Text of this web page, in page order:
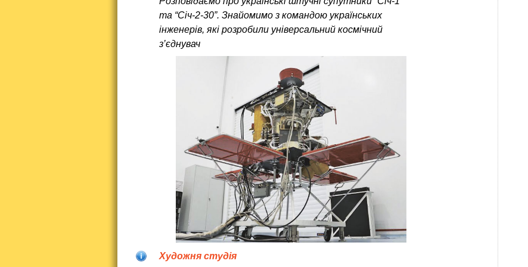
та “Січ-2-30”. Знайомимо з командою українських
інженерів, які розробили універсальний космічний
з’єднувач
Художня студія